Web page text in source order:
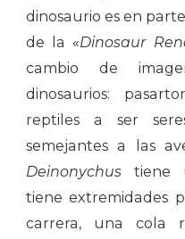
dinosaurio es en
de la «Dinosaur
cambio de
dinosaurios:
reptiles a ser
semejantes a las
Deinonychus tiene
tiene extremidades
carrera, una cola